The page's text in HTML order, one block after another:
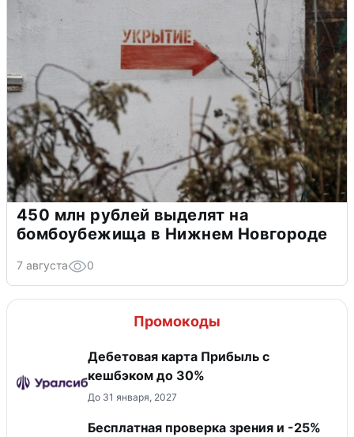
450 млн рублей выделят на
бомбоубежища в Нижнем Новгороде
7 августа 0
Промокоды
Дебетовая карта Прибыль с
кешбэком до 30%
До 31 января, 2027
Бесплатная проверка зрения и -25%